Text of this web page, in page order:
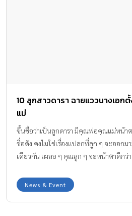
10 ลูกสาวดารา ฉายแววนางเอ
แม่
ขึ้นชื่อว่าเป็นลูกดารา มีคุณพ่อคุณแม่หน้าต
ชื่อดัง คงไม่ใช่เรื่องแปลกที่ลูก ๆ จะออก
เดียวกัน เผลอ ๆ คุณลูก ๆ จะหน้าตาดีก
บ้าง วันนี้กระปุกดอทคอมจะพาไปยลโฉมลู
ฉายแววสวยน่ารักไม่แพ้คุณแม่มาให้ชมกั
News & Event